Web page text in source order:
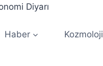
Haber Kozmoloji